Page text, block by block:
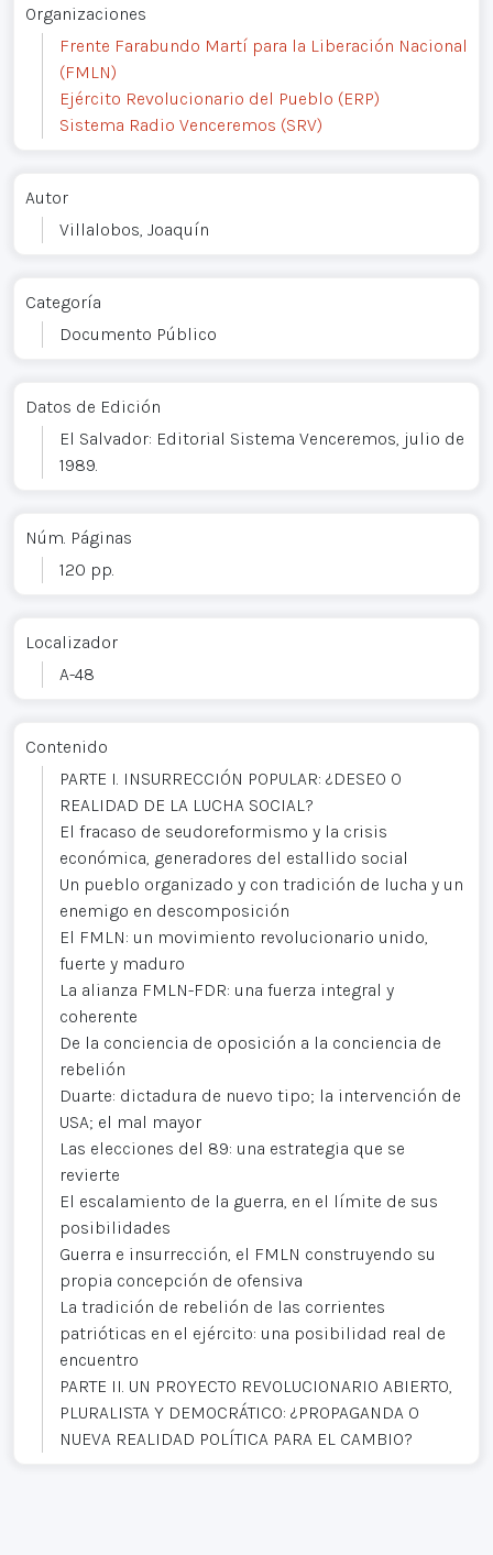
Organizaciones
Frente Farabundo Martí para la Liberación Nacional
(FMLN)
Ejército Revolucionario del Pueblo (ERP)
Sistema Radio Venceremos (SRV)
Autor
Villalobos, Joaquín
Categoría
Documento Público
Datos de Edición
El Salvador: Editorial Sistema Venceremos, julio de
1989.
Núm. Páginas
120 pp.
Localizador
A-48
Contenido
PARTE I. INSURRECCIÓN POPULAR: ¿DESEO O
REALIDAD DE LA LUCHA SOCIAL?
El fracaso de seudoreformismo y la crisis
económica, generadores del estallido social
Un pueblo organizado y con tradición de lucha y un
enemigo en descomposición
El FMLN: un movimiento revolucionario unido,
fuerte y maduro
La alianza FMLN-FDR: una fuerza integral y
coherente
De la conciencia de oposición a la conciencia de
rebelión
Duarte: dictadura de nuevo tipo; la intervención de
USA; el mal mayor
Las elecciones del 89: una estrategia que se
revierte
El escalamiento de la guerra, en el límite de sus
posibilidades
Guerra e insurrección, el FMLN construyendo su
propia concepción de ofensiva
La tradición de rebelión de las corrientes
patrióticas en el ejército: una posibilidad real de
encuentro
PARTE II. UN PROYECTO REVOLUCIONARIO ABIERTO,
PLURALISTA Y DEMOCRÁTICO: ¿PROPAGANDA O
NUEVA REALIDAD POLÍTICA PARA EL CAMBIO?